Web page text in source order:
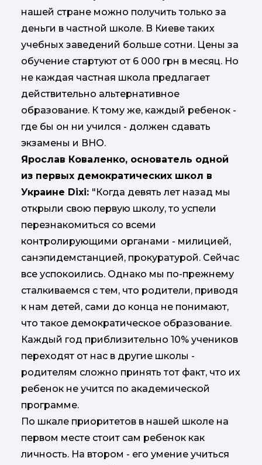
нашей стране можно получить только за
деньги в частной школе. В Киеве таких
учебных заведений больше сотни. Цены за
обучение стартуют от 6 000 грн в месяц. Но
не каждая частная школа предлагает
действительно альтернативное
образование. К тому же, каждый ребенок -
где бы он ни учился - должен сдавать
экзамены и ВНО.
Ярослав Коваленко, основатель одной
из первых демократических школ в
Украине Dixi: "Когда девять лет назад мы
открыли свою первую школу, то успели
перезнакомиться со всеми
контролирующими органами - милицией,
санэпидемстанцией, прокуратурой. Сейчас
все успокоились. Однако мы по-прежнему
сталкиваемся с тем, что родители, приводя
к нам детей, сами до конца не понимают,
что такое демократическое образование.
Каждый год приблизительно 10% учеников
переходят от нас в другие школы -
родителям сложно принять тот факт, что их
ребенок не учится по академической
программе.
По шкале приоритетов в нашей школе на
первом месте стоит сам ребенок как
личность. На втором - его умение учиться